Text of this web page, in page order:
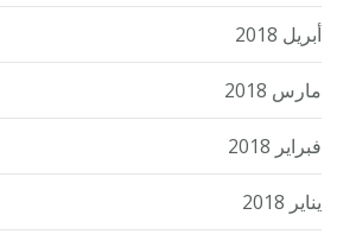
أبريل 2018
مارس 2018
فبراير 2018
يناير 2018